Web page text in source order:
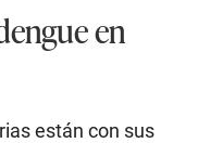
en
están con sus